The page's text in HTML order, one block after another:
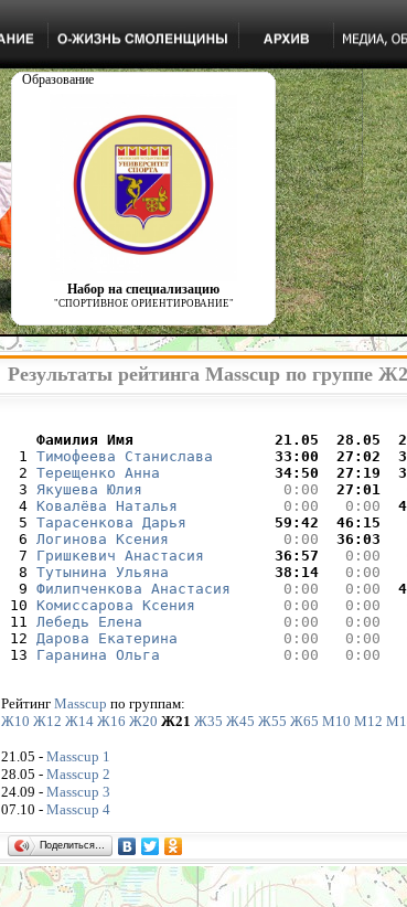
Образование
Набор на специализацию
"СПОРТИВНОЕ ОРИЕНТИРОВАНИЕ"
Результаты рейтинга Masscup по группе
    Фамилия Имя
21.05 28.05
1 Тимофеева Станислава 33:00 27:02
  2
Терещенко Анна 34:50 27:19
  3
Якушева Юлия
  0:00
27:01
  4
Ковалёва Наталья
  0:00
  0:00
  5
Тарасенкова Дарья 59:42 46:15
  6
Логинова Ксения
  0:00
36:03
  7
Гришкевич Анастасия 36:57
  0:00
  8
Тутынина Ульяна 38:14
  0:00
  9
Филипченкова Анастасия
  0:00
  0:00
10 Комиссарова Ксения
  0:00
  0:00
11 Лебедь Елена
  0:00
  0:00
12 Дарова Екатерина
  0:00
  0:00
13 Гаранина Ольга
  0:00
  0:00
Рейтинг Masscup по группам:
Ж10 Ж12 Ж14 Ж16 Ж20 Ж21 Ж35 Ж45 Ж55 Ж65 М10 М12
21.05 - Masscup 1
28.05 - Masscup 2
24.09 - Masscup 3
07.10 - Masscup 4
Поделиться…